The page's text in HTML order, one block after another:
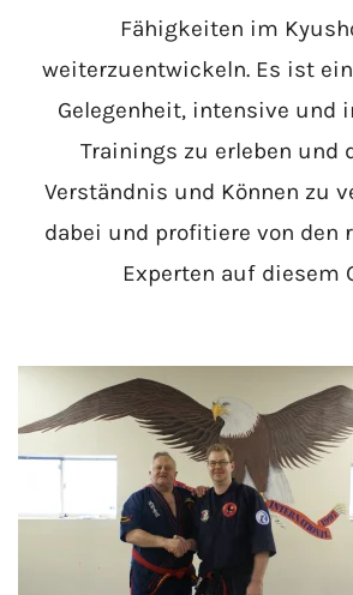
Fähigkeiten im
weiterzuentwickeln. Es ist
Gelegenheit, intensive und
Trainings zu erleben und
Verständnis und Können zu
dabei und profitiere von den
Experten auf diesem